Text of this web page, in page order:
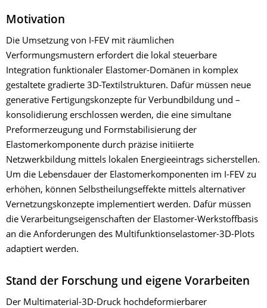
Motivation
Die Umsetzung von I-FEV mit räumlichen
Verformungsmustern erfordert die lokal steuerbare
Integration funktionaler Elastomer-Domänen in komplex
gestaltete gradierte 3D-Textilstrukturen. Dafür müssen neue
generative Fertigungskonzepte für Verbundbildung und –
konsolidierung erschlossen werden, die eine simultane
Preformerzeugung und Formstabilisierung der
Elastomerkomponente durch präzise initiierte
Netzwerkbildung mittels lokalen Energieeintrags sicherstellen.
Um die Lebensdauer der Elastomerkomponenten im I-FEV zu
erhöhen, können Selbstheilungseffekte mittels alternativer
Vernetzungskonzepte implementiert werden. Dafür müssen
die Verarbeitungseigenschaften der Elastomer-Werkstoffbasis
an die Anforderungen des Multifunktionselastomer-3D-Plots
adaptiert werden.
Stand der Forschung und eigene Vorarbeiten
Der Multimaterial-3D-Druck hochdeformierbarer